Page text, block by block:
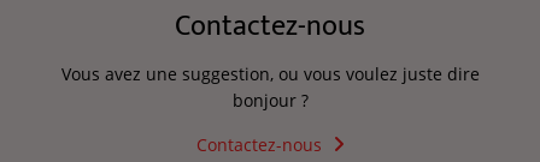
Contactez-nous
Vous avez une suggestion, ou vous voulez juste dire
bonjour ?
Contactez-nous